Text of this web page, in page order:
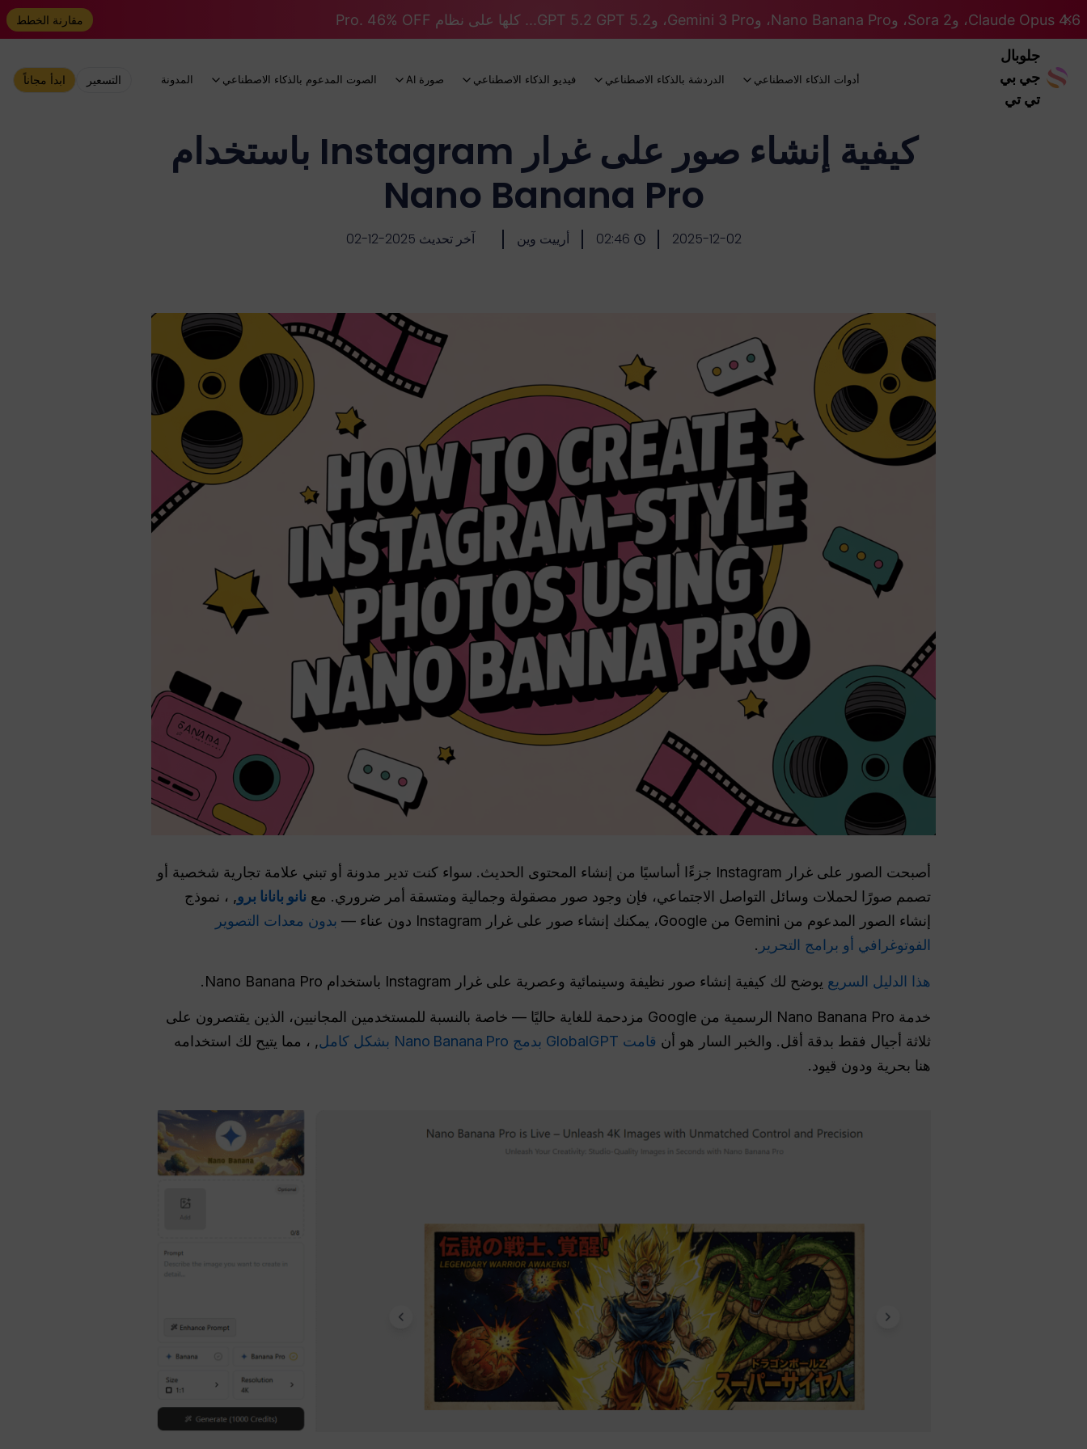
Claude Opus 4.6، وSora 2، وNano Banana Pro، وGemini 3 Pro، وGPT 5.2 GPT 5.2... كلها على نظام Pro. 46% OFF مقارنة الخطط
جلوبال
جي بي
تي تي
أدوات الذكاء الاصطناعي الدردشة بالذكاء الاصطناعي فيديو الذكاء الاصطناعي صورة AI الصوت المدعوم بالذكاء الاصطناعي المدونة التسعير ابدأ مجاناً
كيفية إنشاء صور على غرار Instagram باستخدام
Nano Banana Pro
2025-12-02
02:46 أرييت وين آخر تحديث 2025-12-02
أصبحت الصور على غرار Instagram جزءًا أساسيًا من إنشاء المحتوى الحديث. سواء كنت تدير مدونة أو تبني علامة تجارية شخصية أو
تصمم صورًا لحملات وسائل التواصل الاجتماعي، فإن وجود صور مصقولة وجمالية ومتسقة أمر ضروري. مع نانو بانانا برو, ، نموذج
إنشاء الصور المدعوم من Gemini من Google، يمكنك إنشاء صور على غرار Instagram دون عناء —
بدون معدات التصوير
الفوتوغرافي أو برامج التحرير .
هذا الدليل السريع يوضح لك كيفية إنشاء صور نظيفة وسينمائية وعصرية على غرار Instagram باستخدام Nano Banana Pro.
خدمة Nano Banana Pro الرسمية من Google مزدحمة للغاية حاليًا — خاصة بالنسبة للمستخدمين المجانيين، الذين يقتصرون على
ثلاثة أجيال فقط بدقة أقل. والخبر السار هو أن قامت GlobalGPT بدمج Nano Banana Pro بشكل كامل
, ، مما يتيح لك استخدامه
هنا بحرية ودون قيود.